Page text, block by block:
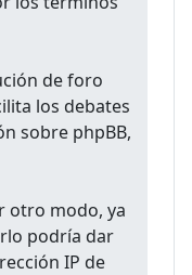
de foro
los debates
sobre phpBB,
otro modo, ya
podría dar
IP de